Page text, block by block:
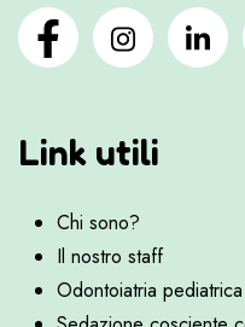
Link utili
Chi sono?
Il nostro staff
Odontoiatria pediatrica